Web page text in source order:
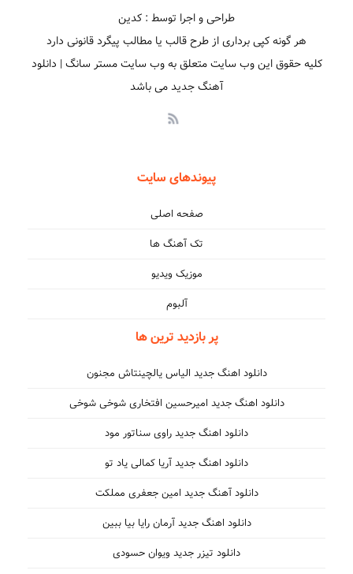
طراحی و اجرا توسط : کدین
هر گونه کپی برداری از طرح قالب یا مطالب پیگرد قانونی دارد
کلیه حقوق این وب سایت متعلق به وب سایت مستر سانگ | دانلود
آهنگ جدید می باشد
پیوندهای سایت
صفحه اصلی
تک آهنگ ها
موزیک ویدیو
آلبوم
پر بازدید ترین ها
دانلود اهنگ جدید الیاس یالچینتاش مجنون
دانلود اهنگ جدید امیرحسین افتخاری شوخی شوخی
دانلود اهنگ جدید راوی سناتور مود
دانلود اهنگ جدید آریا کمالی یاد تو
دانلود آهنگ جدید امین جعفری مملکت
دانلود اهنگ جدید آرمان رایا بیا ببین
دانلود تیزر جدید ویوان حسودی